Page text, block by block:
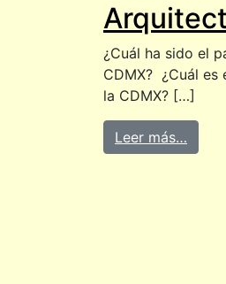
¿Cuál ha sido el
CDMX? ¿Cuál es
la CDMX? […]
Leer más…